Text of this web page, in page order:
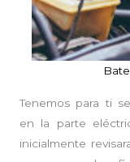
Tenemos para ti
en la parte
inicialmente